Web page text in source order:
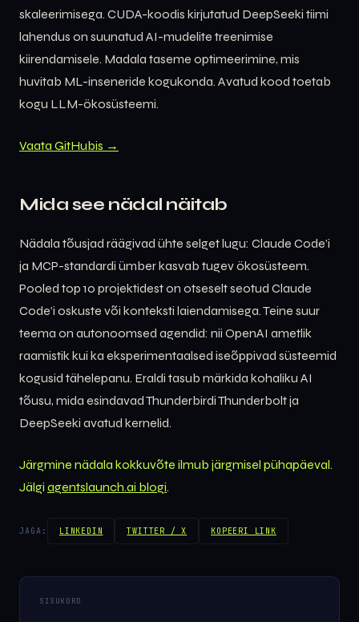
skaleerimisega. CUDA-koodis kirjutatud DeepSeeki tiimi
lahendus on suunatud AI-mudelite treenimise
kiirendamisele. Madala taseme optimeerimine, mis
huvitab ML-inseneride kogukonda. Avatud kood toetab
kogu LLM-ökosüsteemi.
Vaata GitHubis →
Mida see nädal näitab
Nädala tõusjad räägivad ühte selget lugu: Claude Code’i
ja MCP-standardi ümber kasvab tugev ökosüsteem.
Pooled top 10 projektidest on otseselt seotud Claude
Code’i oskuste või konteksti laiendamisega. Teine suur
teema on autonoomsed agendid: nii OpenAI ametlik
raamistik kui ka eksperimentaalsed iseõppivad süsteemid
kogusid tähelepanu. Eraldi tasub märkida kohaliku AI
tõusu, mida esindavad Thunderbirdi Thunderbolt ja
DeepSeeki avatud kernelid.
Järgmine nädala kokkuvõte ilmub järgmisel pühapäeval.
Jälgi agentslaunch.ai blogi.
JAGA: LINKEDIN TWITTER / X KOPEERI LINK
SISUKORD